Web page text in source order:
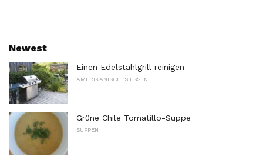
Newest
Einen Edelstahlgrill reinigen
AMERIKANISCHES ESSEN
Grüne Chile Tomatillo-Suppe
SUPPEN